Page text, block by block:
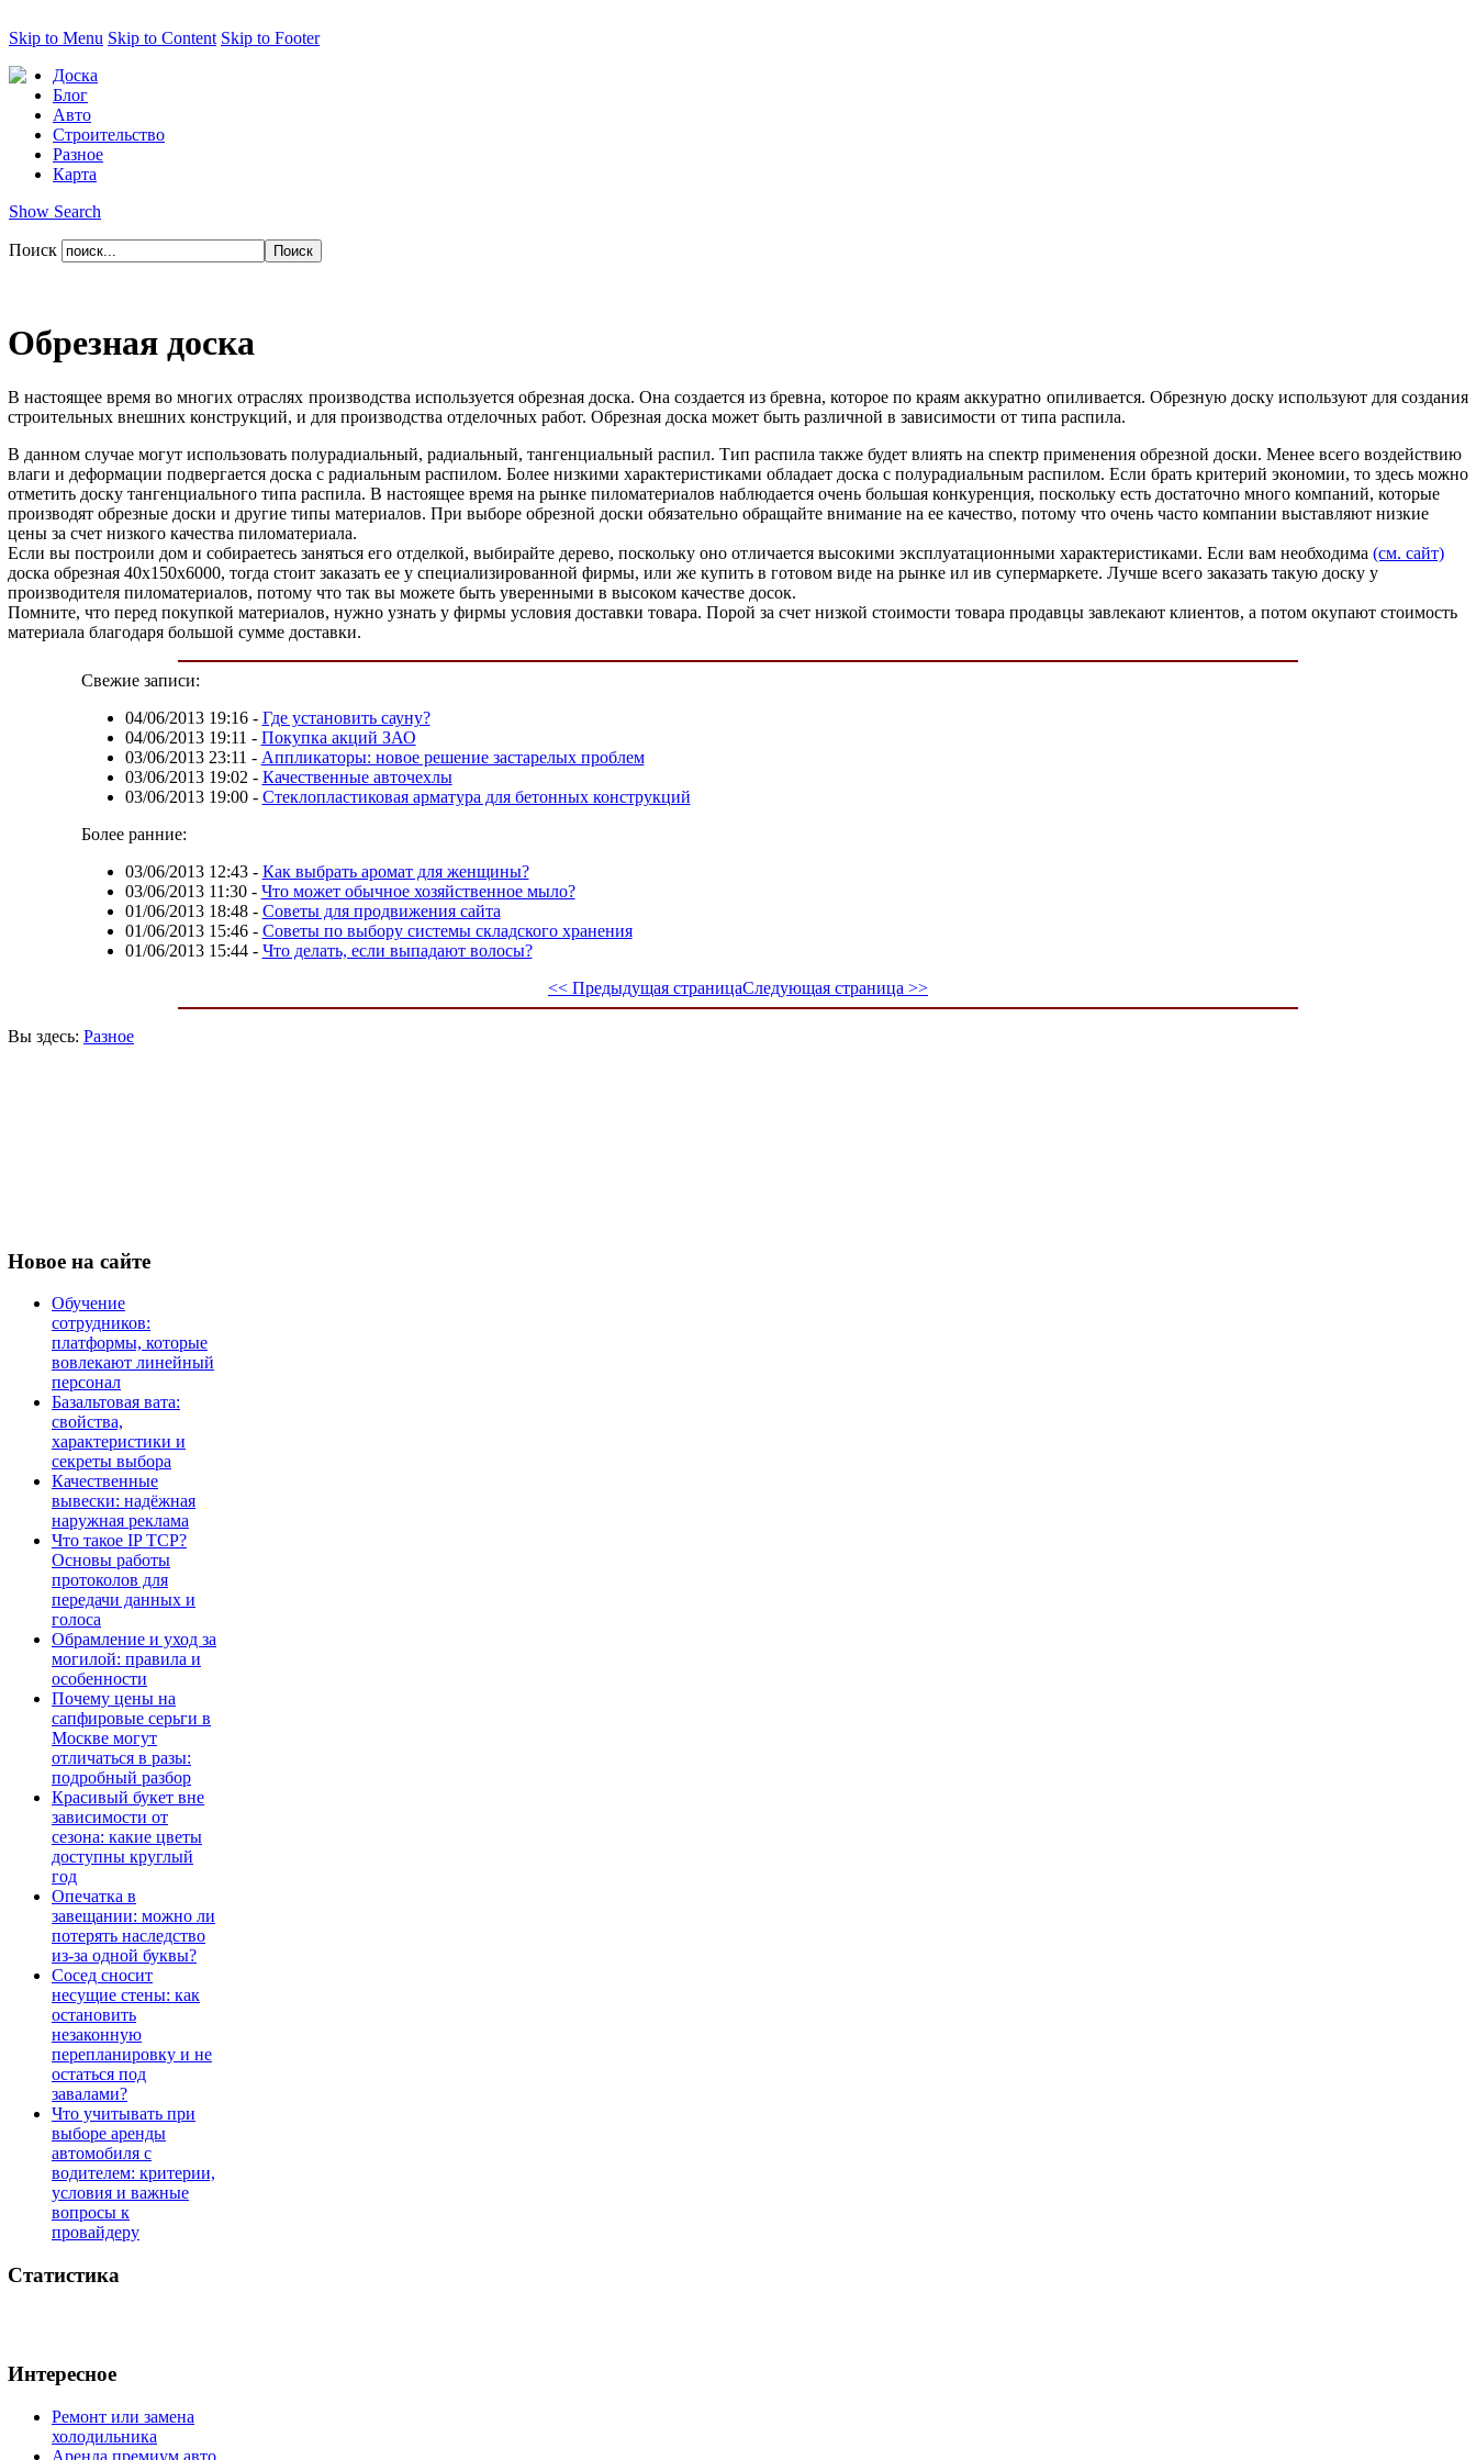
Skip to Menu Skip to Content Skip to Footer
Доска
Блог
Авто
Строительство
Разное
Карта
Show Search
Поиск
Обрезная доска
В настоящее время во многих отраслях производства используется обрезная доска. Она создается из бревна, которое по краям аккуратно опиливается. Обрезную доску используют для создания
строительных внешних конструкций, и для производства отделочных работ. Обрезная доска может быть различной в зависимости от типа распила.
В данном случае могут использовать полурадиальный, радиальный, тангенциальный распил. Тип распила также будет влиять на спектр применения обрезной доски. Менее всего воздействию
влаги и деформации подвергается доска с радиальным распилом. Более низкими характеристиками обладает доска с полурадиальным распилом. Если брать критерий экономии, то здесь можно
отметить доску тангенциального типа распила. В настоящее время на рынке пиломатериалов наблюдается очень большая конкуренция, поскольку есть достаточно много компаний, которые
производят обрезные доски и другие типы материалов. При выборе обрезной доски обязательно обращайте внимание на ее качество, потому что очень часто компании выставляют низкие
цены за счет низкого качества пиломатериала.
Если вы построили дом и собираетесь заняться его отделкой, выбирайте дерево, поскольку оно отличается высокими эксплуатационными характеристиками. Если вам необходима (см. сайт)
доска обрезная 40х150х6000, тогда стоит заказать ее у специализированной фирмы, или же купить в готовом виде на рынке ил ив супермаркете. Лучше всего заказать такую доску у
производителя пиломатериалов, потому что так вы можете быть уверенными в высоком качестве досок.
Помните, что перед покупкой материалов, нужно узнать у фирмы условия доставки товара. Порой за счет низкой стоимости товара продавцы завлекают клиентов, а потом окупают стоимость
материала благодаря большой сумме доставки.
Свежие записи:
04/06/2013 19:16- Где установить сауну?
04/06/2013 19:11 - Покупка акций ЗАО
03/06/2013 23:11 - Аппликаторы: новое решение застарелых проблем
03/06/2013 19:02 - Качественные авточехлы
03/06/2013 19:00- Стеклопластиковая арматура для бетонных конструкций
Более ранние:
03/06/2013 12:43- Как выбрать аромат для женщины?
03/06/2013 11:30- Что может обычное хозяйственное мыло?
01/06/2013 18:48- Советы для продвижения сайта
01/06/2013 15:46- Советы по выбору системы складского хранения
01/06/2013 15:44- Что делать, если выпадают волосы?
<< Предыдущая страницаСледующая страница >>
Вы здесь: Разное
Новое на сайте
Обучение
сотрудников:
платформы, которые
вовлекают линейный
персонал
Базальтовая вата:
свойства,
характеристики и
секреты выбора
Качественные
вывески: надёжная
наружная реклама
Что такое IP TCP?
Основы работы
протоколов для
передачи данных и
голоса
Обрамление и уход за
могилой: правила и
особенности
Почему цены на
сапфировые серьги в
Москве могут
отличаться в разы:
подробный разбор
Красивый букет вне
зависимости от
сезона: какие цветы
доступны круглый
год
Опечатка в
завещании: можно ли
потерять наследство
из-за одной буквы?
Сосед сносит
несущие стены: как
остановить
незаконную
перепланировку и не
остаться под
завалами?
Что учитывать при
выборе аренды
автомобиля с
водителем: критерии,
условия и важные
вопросы к
провайдеру
Статистика
Интересное
Ремонт или замена
холодильника